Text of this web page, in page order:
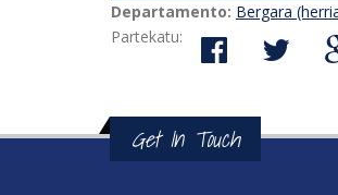
Departamento: Bergara
Partekatu:
Get In Touch